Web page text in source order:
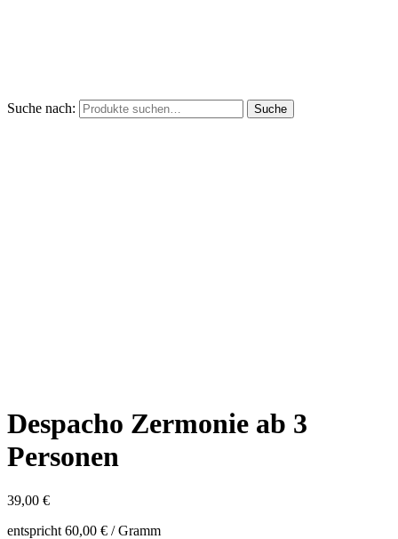
Suche nach: Suche
Despacho Zermonie ab 3
Personen
39,00 €
entspricht 60,00 € / Gramm